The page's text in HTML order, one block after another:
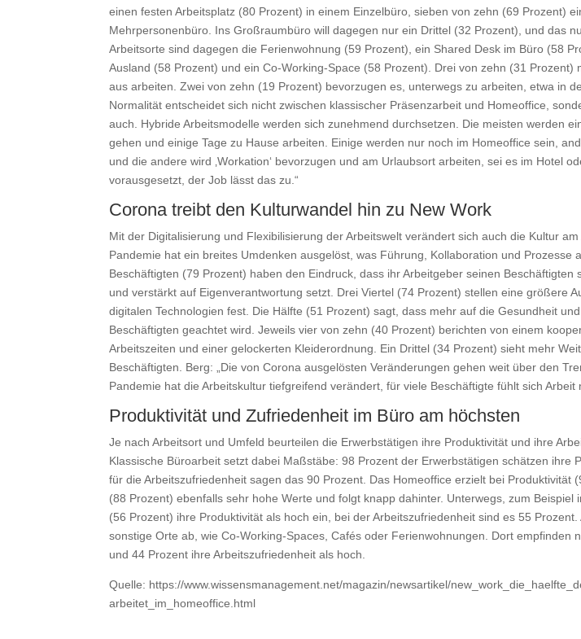
einen festen Arbeitsplatz (80 Prozent) in einem Einzelbüro, sieben von zehn (69 Prozent)
Mehrpersonenbüro. Ins Großraumbüro will dagegen nur ein Drittel (32 Prozent), und das
Arbeitsorte sind dagegen die Ferienwohnung (59 Prozent), ein Shared Desk im Büro (58
Ausland (58 Prozent) und ein Co-Working-Space (58 Prozent). Drei von zehn (31 Prozent)
aus arbeiten. Zwei von zehn (19 Prozent) bevorzugen es, unterwegs zu arbeiten, etwa in
Normalität entscheidet sich nicht zwischen klassischer Präsenzarbeit und Homeoffice,
auch. Hybride Arbeitsmodelle werden sich zunehmend durchsetzen. Die meisten werden
gehen und einige Tage zu Hause arbeiten. Einige werden nur noch im Homeoffice sein,
und die andere wird ‚Workation‘ bevorzugen und am Urlaubsort arbeiten, sei es im Hotel
vorausgesetzt, der Job lässt das zu.“
Corona treibt den Kulturwandel hin zu New Work
Mit der Digitalisierung und Flexibilisierung der Arbeitswelt verändert sich auch die Kultur
Pandemie hat ein breites Umdenken ausgelöst, was Führung, Kollaboration und Prozesse
Beschäftigten (79 Prozent) haben den Eindruck, dass ihr Arbeitgeber seinen Beschäftigten
und verstärkt auf Eigenverantwortung setzt. Drei Viertel (74 Prozent) stellen eine größere
digitalen Technologien fest. Die Hälfte (51 Prozent) sagt, dass mehr auf die Gesundheit
Beschäftigten geachtet wird. Jeweils vier von zehn (40 Prozent) berichten von einem
Arbeitszeiten und einer gelockerten Kleiderordnung. Ein Drittel (34 Prozent) sieht mehr
Beschäftigten. Berg: „Die von Corona ausgelösten Veränderungen gehen weit über den
Pandemie hat die Arbeitskultur tiefgreifend verändert, für viele Beschäftigte fühlt sich Arbeit
Produktivität und Zufriedenheit im Büro am höchsten
Je nach Arbeitsort und Umfeld beurteilen die Erwerbstätigen ihre Produktivität und ihre
Klassische Büroarbeit setzt dabei Maßstäbe: 98 Prozent der Erwerbstätigen schätzen ihre
für die Arbeitszufriedenheit sagen das 90 Prozent. Das Homeoffice erzielt bei Produktivität
(88 Prozent) ebenfalls sehr hohe Werte und folgt knapp dahinter. Unterwegs, zum Beispiel
(56 Prozent) ihre Produktivität als hoch ein, bei der Arbeitszufriedenheit sind es 55
sonstige Orte ab, wie Co-Working-Spaces, Cafés oder Ferienwohnungen. Dort empfinden
und 44 Prozent ihre Arbeitszufriedenheit als hoch.
Quelle: https://www.wissensmanagement.net/magazin/newsartikel/
arbeitet_im_homeoffice.html